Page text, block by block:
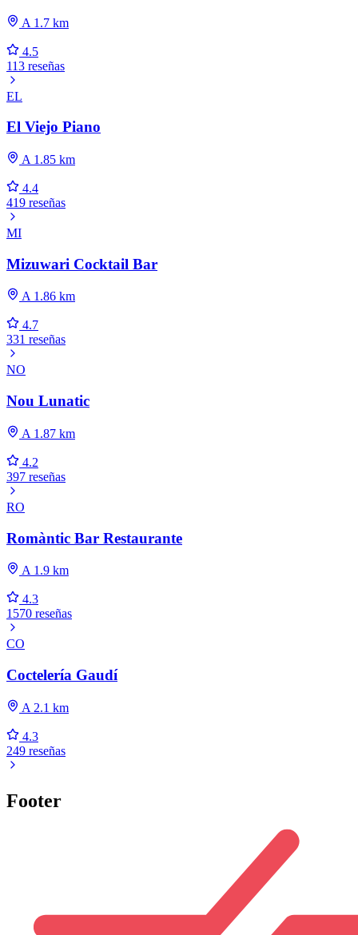
A 1.7 km
4.5
113 reseñas
EL
El Viejo Piano
A 1.85 km
4.4
419 reseñas
MI
Mizuwari Cocktail Bar
A 1.86 km
4.7
331 reseñas
NO
Nou Lunatic
A 1.87 km
4.2
397 reseñas
RO
Romàntic Bar Restaurante
A 1.9 km
4.3
1570 reseñas
CO
Coctelería Gaudí
A 2.1 km
4.3
249 reseñas
Footer